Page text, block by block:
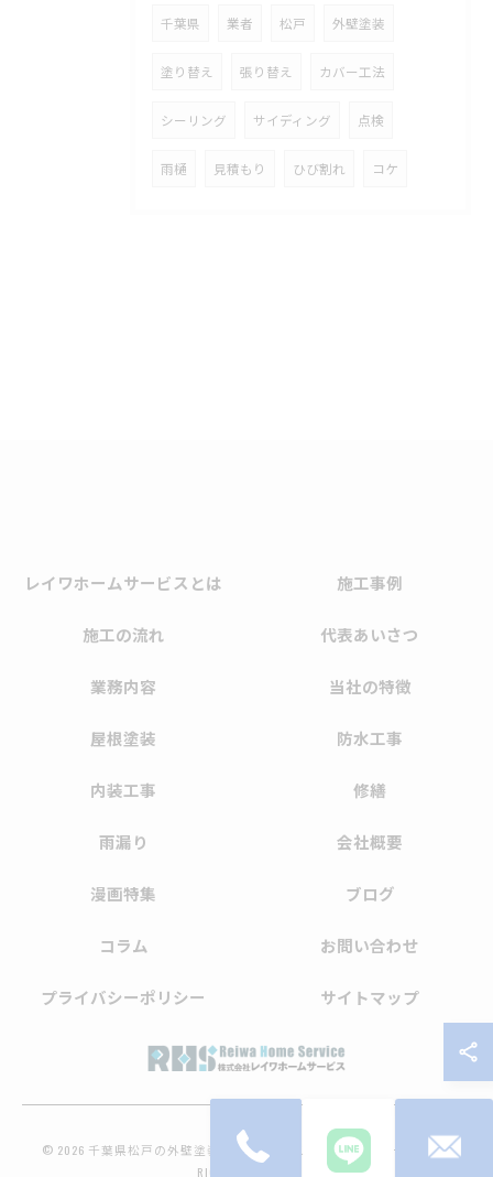
千葉県 業者 松戸 外壁塗装
塗り替え 張り替え カバー工法
シーリング サイディング 点検
雨樋 見積もり ひび割れ コケ
レイワホームサービスとは 施工事例
施工の流れ 代表あいさつ
業務内容 当社の特徴
屋根塗装 防水工事
内装工事 修繕
雨漏り 会社概要
漫画特集 ブログ
コラム お問い合わせ
プライバシーポリシー サイトマップ
© 2026 千葉県松戸の外壁塗装なら株式会社レイワホームサービス ALL
RIGHTS RESERVED.